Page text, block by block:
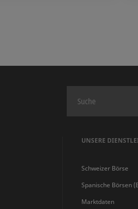
UNSERE
Schweizer Börse
Spanische Börsen
Marktdaten